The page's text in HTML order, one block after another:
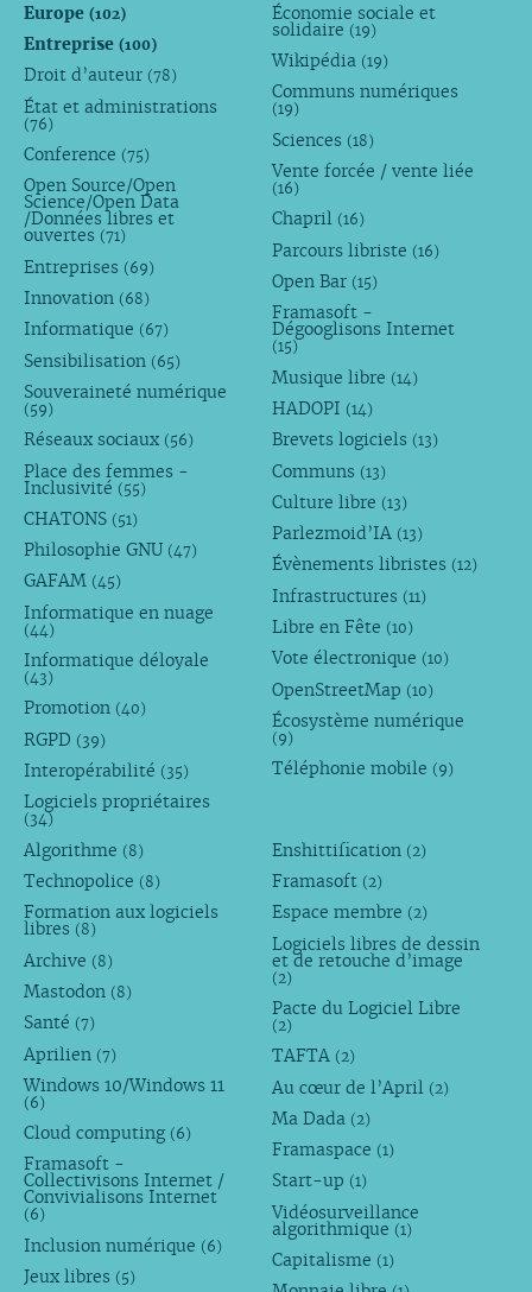
Europe (102)
Entreprise (100)
Droit d’auteur (78)
État et administrations
(76)
Conference (75)
Open Source/Open
Science/Open Data
/Données libres et
ouvertes (71)
Entreprises (69)
Innovation (68)
Informatique (67)
Sensibilisation (65)
Souveraineté numérique
(59)
Réseaux sociaux (56)
Place des femmes -
Inclusivité (55)
CHATONS (51)
Philosophie GNU (47)
GAFAM (45)
Informatique en nuage
(44)
Informatique déloyale
(43)
Promotion (40)
RGPD (39)
Interopérabilité (35)
Logiciels propriétaires
(34)
Économie sociale et
solidaire (19)
Wikipédia (19)
Communs numériques
(19)
Sciences (18)
Vente forcée / vente liée
(16)
Chapril (16)
Parcours libriste (16)
Open Bar (15)
Framasoft -
Dégooglisons Internet
(15)
Musique libre (14)
HADOPI (14)
Brevets logiciels (13)
Communs (13)
Culture libre (13)
Parlezmoid’IA (13)
Évènements libristes (12)
Infrastructures (11)
Libre en Fête (10)
Vote électronique (10)
OpenStreetMap (10)
Écosystème numérique
(9)
Téléphonie mobile (9)
Algorithme (8)
Technopolice (8)
Formation aux logiciels
libres (8)
Archive (8)
Mastodon (8)
Santé (7)
Aprilien (7)
Windows 10/Windows 11
(6)
Cloud computing (6)
Framasoft -
Collectivisons Internet /
Convivialisons Internet
(6)
Inclusion numérique (6)
Jeux libres (5)
Enshittification (2)
Framasoft (2)
Espace membre (2)
Logiciels libres de dessin
et de retouche d’image
(2)
Pacte du Logiciel Libre
(2)
TAFTA (2)
Au cœur de l’April (2)
Ma Dada (2)
Framaspace (1)
Start-up (1)
Vidéosurveillance
algorithmique (1)
Capitalisme (1)